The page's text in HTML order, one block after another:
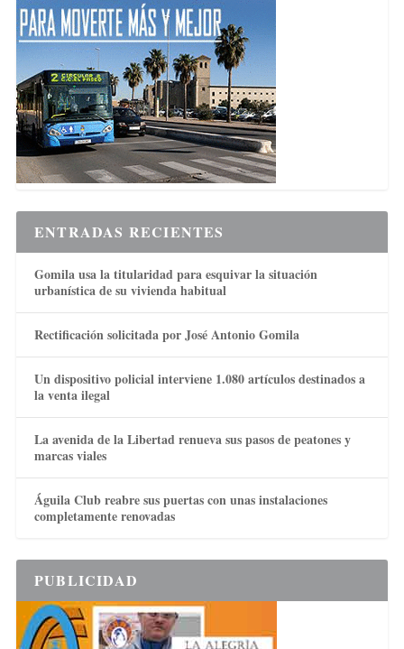
ENTRADAS RECIENTES
Gomila usa la titularidad para esquivar la situación
urbanística de su vivienda habitual
Rectificación solicitada por José Antonio Gomila
Un dispositivo policial interviene 1.080 artículos destinados a
la venta ilegal
La avenida de la Libertad renueva sus pasos de peatones y
marcas viales
Águila Club reabre sus puertas con unas instalaciones
completamente renovadas
PUBLICIDAD